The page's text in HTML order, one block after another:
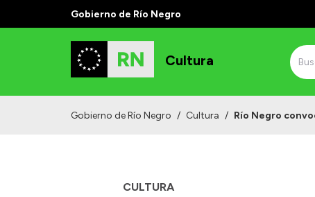
Gobierno de Río Negro
Cultura
Gobierno de Río Negro / Cultura / Río Negro
CULTURA